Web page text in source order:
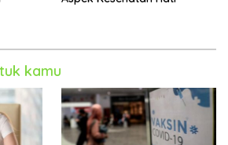
kamu